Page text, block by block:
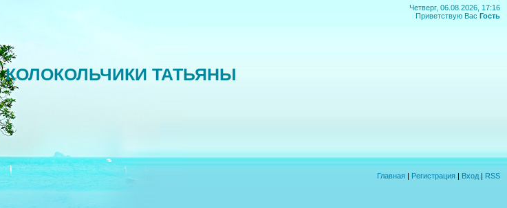
Четверг, 06.08.2026, 17:16
Приветствую Вас Гость
КОЛОКОЛЬЧИКИ ТАТЬЯНЫ
Главная | Регистрация | Вход | RSS